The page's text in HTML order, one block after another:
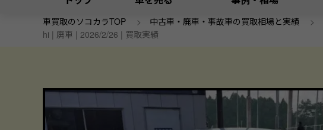
車買取のソコカラTOP > 中古車・廃車・事故車の買取相場と実績 >
hi | 廃車 | 2026/2/26 | 買取実績